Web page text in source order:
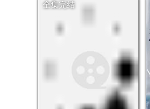
全集完结